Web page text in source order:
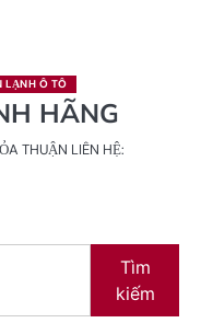
LẠNH Ô TÔ
HÃNG
THUẬN LIÊN HỆ:
Tìm
kiếm